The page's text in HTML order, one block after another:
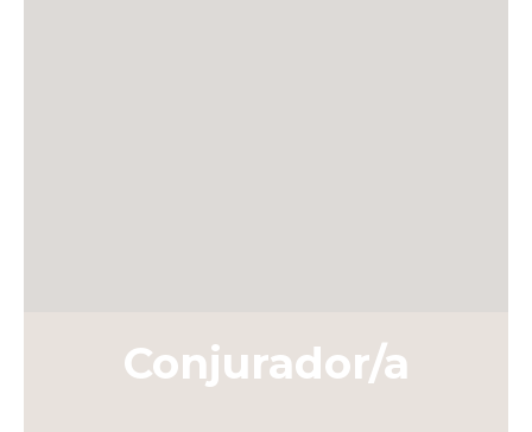
Conjurador/a